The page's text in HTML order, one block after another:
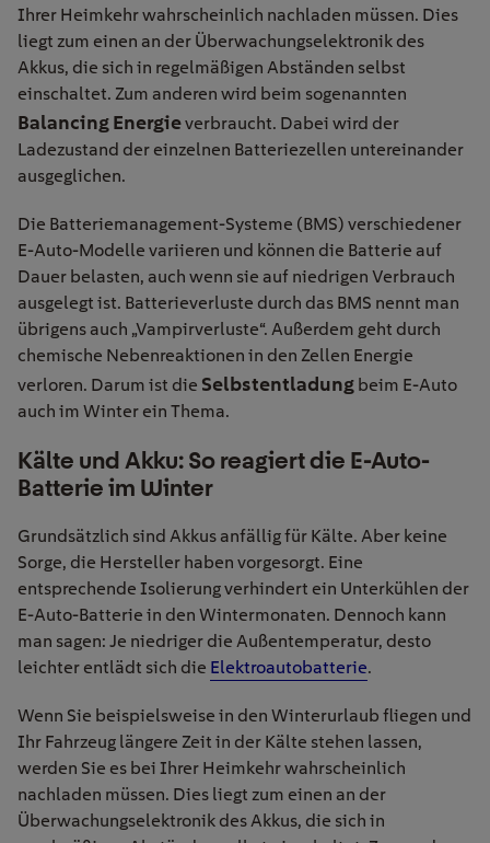
Ihrer Heimkehr wahrscheinlich nachladen müssen. Dies
liegt zum einen an der Überwachungselektronik des
Akkus, die sich in regelmäßigen Abständen selbst
einschaltet. Zum anderen wird beim sogenannten
Balancing Energieverbraucht. Dabei wird der
Ladezustand der einzelnen Batteriezellen untereinander
ausgeglichen.
Die Batteriemanagement-Systeme (BMS) verschiedener
E-Auto-Modelle variieren und können die Batterie auf
Dauer belasten, auch wenn sie auf niedrigen Verbrauch
ausgelegt ist. Batterieverluste durch das BMS nennt man
übrigens auch „Vampirverluste“. Außerdem geht durch
chemische Nebenreaktionen in den Zellen Energie
verloren. Darum ist die Selbstentladung beim E-Auto
auch im Winter ein Thema.
Kälte und Akku: So reagiert die E-Auto-
Batterie im Winter
Grundsätzlich sind Akkus anfällig für Kälte. Aber keine
Sorge, die Hersteller haben vorgesorgt. Eine
entsprechende Isolierung verhindert ein Unterkühlen der
E-Auto-Batterie in den Wintermonaten. Dennoch kann
man sagen: Je niedriger die Außentemperatur, desto
leichter entlädt sich die Elektroautobatterie.
Wenn Sie beispielsweise in den Winterurlaub fliegen und
Ihr Fahrzeug längere Zeit in der Kälte stehen lassen,
werden Sie es bei Ihrer Heimkehr wahrscheinlich
nachladen müssen. Dies liegt zum einen an der
Überwachungselektronik des Akkus, die sich in